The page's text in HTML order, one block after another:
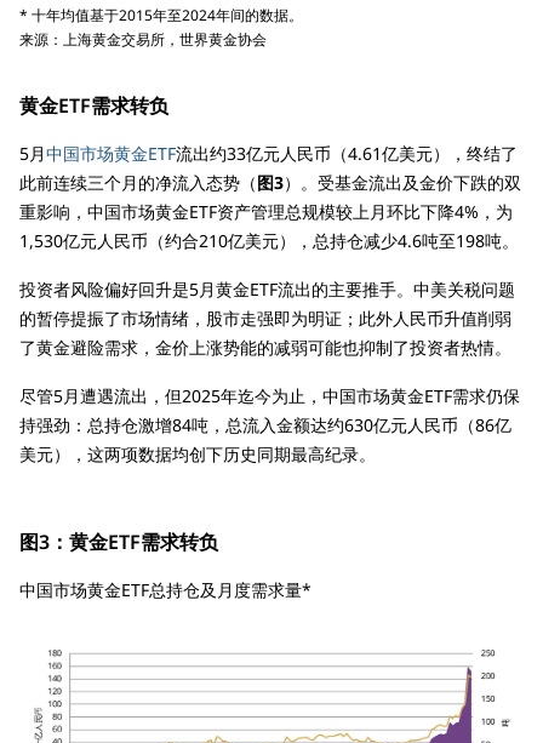
* 十年均值基于2015年至2024年间的数据。
来源：上海黄金交易所，世界黄金协会
黄金ETF需求转负
5月中国市场黄金ETF流出约33亿元人民币（4.61亿美元），终结了
此前连续三个月的净流入态势（图3）。受基金流出及金价下跌的双
重影响，中国市场黄金ETF资产管理总规模较上月环比下降4%，为
1,530亿元人民币（约合210亿美元），总持仓减少4.6吨至198吨。
投资者风险偏好回升是5月黄金ETF流出的主要推手。中美关税问题
的暂停提振了市场情绪，股市走强即为明证；此外人民币升值削弱
了黄金避险需求，金价上涨势能的减弱可能也抑制了投资者热情。
尽管5月遭遇流出，但2025年迄今为止，中国市场黄金ETF需求仍保
持强劲：总持仓激增84吨，总流入金额达约630亿元人民币（86亿
美元），这两项数据均创下历史同期最高纪录。
图3：黄金ETF需求转负
中国市场黄金ETF总持仓及月度需求量*